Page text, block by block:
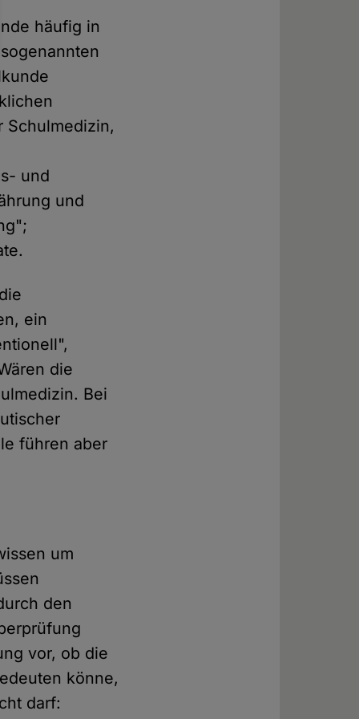
häufig in
Schulmedizin,
und
und
ein
die
Bei
führen aber
um
den
vor, ob die
könne,
darf: